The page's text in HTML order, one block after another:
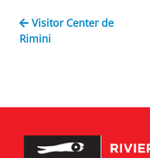
Visitor Center de
Rimini